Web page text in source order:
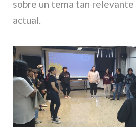
sobre un tema tan relevante
actual.